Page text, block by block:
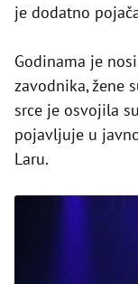
je dodatno
Godinama je
zavodnika, žene
srce je osvojila
pojavljuje u
Laru.